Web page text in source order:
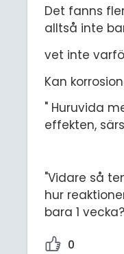
Det fanns
alltså inte
vet inte
Kan
" Huruvida
effekten,
"Vidare så
hur
bara 1 vecka?
0